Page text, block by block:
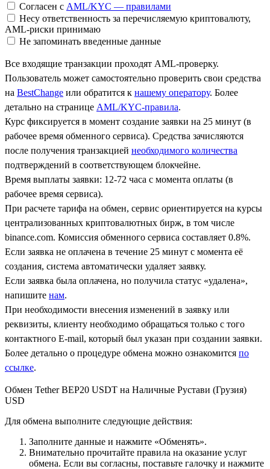
Согласен с AML/KYC — правилами
Несу ответственность за перечисляемую криптовалюту,
AML-риски принимаю
Не запоминать введенные данные
Все входящие транзакции проходят AML-проверку.
Пользователь может самостоятельно проверить свои средства
на BestChange или обратится к нашему оператору. Более
детально на странице AML/KYC-правила.
Курс фиксируется в момент создание заявки на 25 минут (в
рабочее время обменного сервиса). Средства зачисляются
после получения транзакцией необходимого количества
подтверждений в соответствующем блокчейне.
Время выплаты заявки: 12-72 часа с момента оплаты (в
рабочее время сервиса).
При расчете тарифа на обмен, сервис ориентируется на курсы
централизованных криптовалютных бирж, в том числе
binance.com. Комиссия обменного сервиса составляет 0.8%.
Если заявка не оплачена в течение 25 минут с момента её
создания, система автоматически удаляет заявку.
Если заявка была оплачена, но получила статус «удалена»,
напишите нам.
При необходимости внесения изменений в заявку или
реквизиты, клиенту необходимо обращаться только с того
контактного Е-mail, который был указан при создании заявки.
Более детально о процедуре обмена можно ознакомится по
ссылке.
Обмен Tether BEP20 USDT на Наличные Рустави (Грузия)
USD
Для обмена выполните следующие действия:
Заполните данные и нажмите «Обменять».
Внимательно прочитайте правила на оказание услуг
обмена. Если вы согласны, поставьте галочку и нажмите